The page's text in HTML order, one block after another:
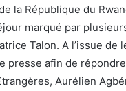
la République du
marqué par
Talon. A l’issue
presse afin de
Aurélien